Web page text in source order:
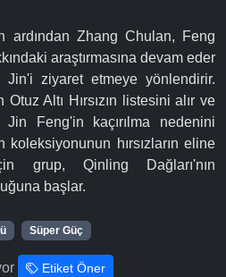
ardından Zhang Chulan, Feng
araştırmasına devam eder
ziyaret etmeye yönlendirir.
Altı Hırsızın listesini alır ve
Feng'in kaçırılma nedenini
hırsızların eline
grup, Qinling Dağları'nın
başlar.
Süper Güç
Etiket Öner